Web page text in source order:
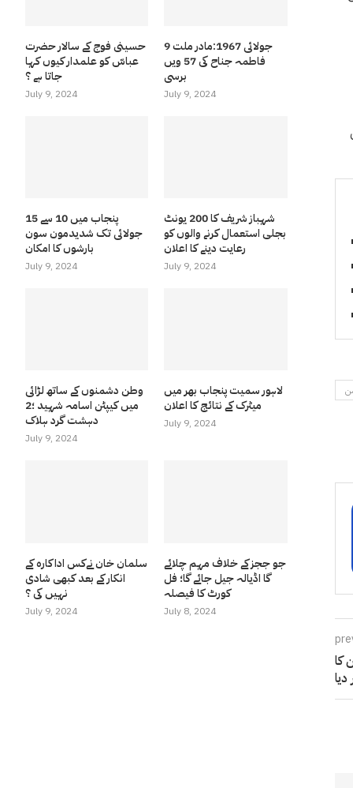
کا
حسینی فوج کے سالار حضرت
عباسّ کو علمدار کیوں کہا
جاتا ہے ؟
July 9, 2024
9 جولائی 1967:مادر ملت
فاطمہ جناح کی 57 ویں
برسی
July 9, 2024
پنجاب میں 10 سے 15
جولائی تک شدیدمون سون
بارشوں کا امکان
July 9, 2024
شہباز شریف کا 200 یونٹ
بجلی استعمال کرنے والوں کو
رعایت دینے کا اعلان
July 9, 2024
وطن دشمنوں کے ساتھ لڑائی
میں کیپٹن اسامہ شہید ؛2
دہشت گرد ہلاک
July 9, 2024
لاہور سمیت پنجاب بھر میں
میٹرک کے نتائج کا اعلان
July 9, 2024
سلمان خان نےکس اداکارہ کے
انکار کے بعد کبھی شادی
نہیں کی ؟
July 9, 2024
جو ججز کے خلاف مہم چلائے
گا اڈیالہ جیل جائے گا؛ فل
کورٹ کا فیصلہ
July 8, 2024